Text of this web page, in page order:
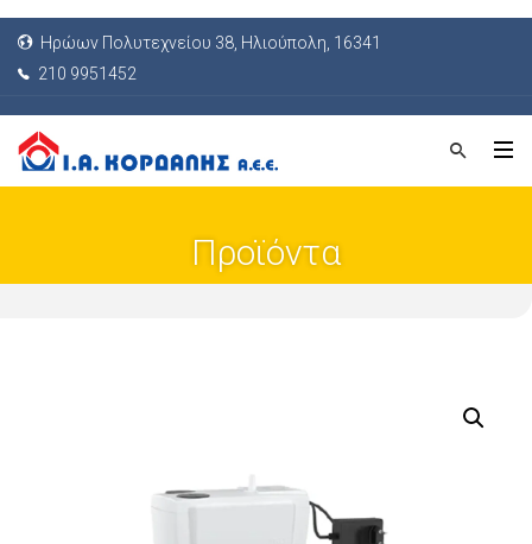
Ηρώων Πολυτεχνείου 38, Ηλιούπολη, 16341
210 9951452
Προϊόντα